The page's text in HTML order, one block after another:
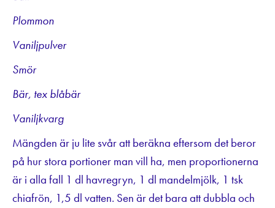
Plommon
Vaniljpulver
Smör
Bär, tex blåbär
Vaniljkvarg
Mängden är ju lite svår att beräkna eftersom det beror
på hur stora portioner man vill ha, men proportionerna
är i alla fall 1 dl havregryn, 1 dl mandelmjölk, 1 tsk
chiafrön, 1,5 dl vatten. Sen är det bara att dubbla och